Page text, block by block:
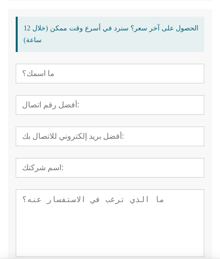
الحصول على آخر سعر؟ سنرد في أسرع وقت ممكن (خلال 12
ساعة)